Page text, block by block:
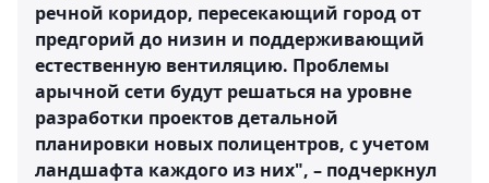
речной коридор, пересекающий город от
предгорий до низин и поддерживающий
естественную вентиляцию. Проблемы
арычной сети будут решаться на уровне
разработки проектов детальной
планировки новых полицентров, с учетом
ландшафта каждого из них", – подчеркнул